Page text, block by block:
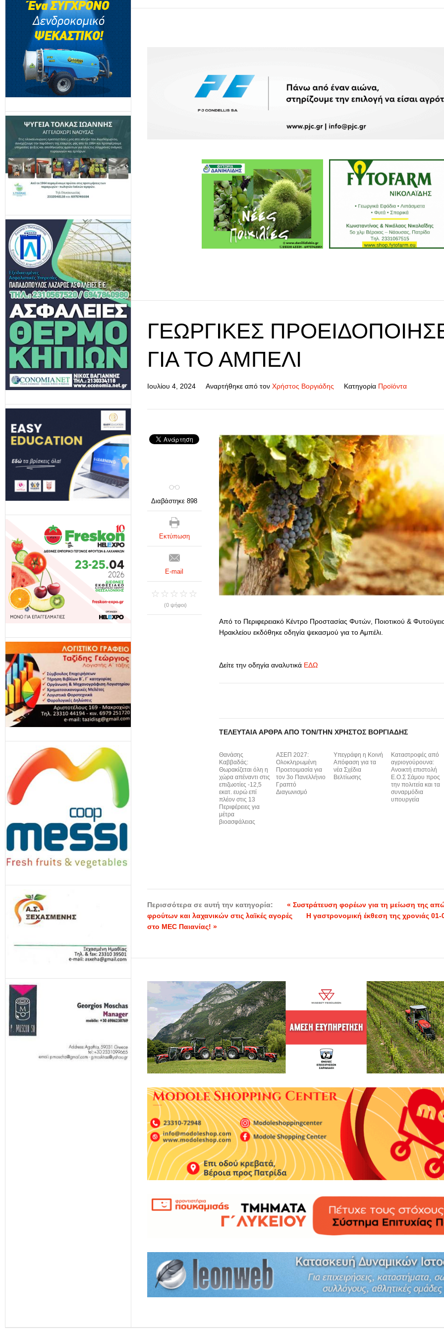
ΓΕΩΡΓΙΚΈΣ
ΓΙΑ ΤΟ ΑΜΠΈΛΙ
Ιουλίου 4, 2024 Αναρτήθηκε από τον Χρήστος Βοργιάδης Κατηγορία Προϊόντα
Από το Περιφερειακό Κέντρο Προστασίας Φυτών, Ποιοτικού &
Ηρακλείου εκδόθηκε οδηγία ψεκασμού για το Αμπέλι.
Δείτε την οδηγία αναλυτικά ΕΔΩ
ΤΕΛΕΥΤΑΊΑ ΆΡΘΡΑ ΑΠΌ ΤΟΝ/ΤΗΝ ΧΡΉΣΤΟΣ ΒΟΡΓΙΆΔΗΣ
Θανάσης
Καββαδάς:
Θωρακίζεται όλη η
χώρα απέναντι στις
επιζωοτίες -12,5
εκατ. ευρώ επί
πλέον στις 13
Περιφέρειες για
μέτρα
βιοασφάλειας
ΑΣΕΠ 2027:
Ολοκληρωμένη
Προετοιμασία για
τον 3ο Πανελλήνιο
Γραπτό
Διαγωνισμό
Υπεγράφη η Κοινή
Απόφαση για τα
νέα Σχέδια
Βελτίωσης
Καταστροφές από
αγριογούρουνα:
Ανοικτή επιστολή
Ε.Ο.Σ Σάμου προς
την πολιτεία και τα
συναρμόδια
υπουργεία
Διαβάστηκε 898
Εκτύπωση
E-mail
(0 ψήφοι)
Περισσότερα σε αυτή την κατηγορία:
« Συστράτευση φορέων για τη μείωση της
φρούτων και λαχανικών στις λαϊκές αγορές
Η γαστρονομική έκθεση της χρονιάς
στο ΜΕC Παιανίας! »